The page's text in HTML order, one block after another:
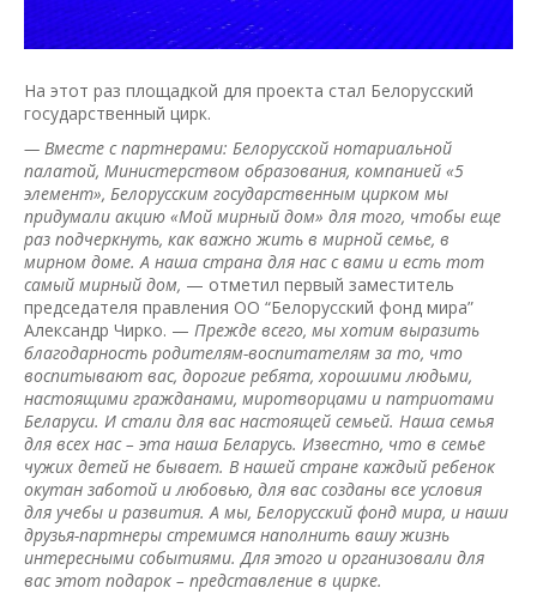
На этот раз площадкой для проекта стал Белорусский
государственный цирк.
— Вместе с партнерами: Белорусской нотариальной
палатой, Министерством образования, компанией «5
элемент», Белорусским государственным цирком мы
придумали акцию «Мой мирный дом» для того, чтобы еще
раз подчеркнуть, как важно жить в мирной семье, в
мирном доме. А наша страна для нас с вами и есть тот
самый мирный дом, — отметил первый заместитель
председателя правления ОО “Белорусский фонд мира”
Александр Чирко. — Прежде всего, мы хотим выразить
благодарность родителям-воспитателям за то, что
воспитывают вас, дорогие ребята, хорошими людьми,
настоящими гражданами, миротворцами и патриотами
Беларуси. И стали для вас настоящей семьей. Наша семья
для всех нас – эта наша Беларусь. Известно, что в семье
чужих детей не бывает. В нашей стране каждый ребенок
окутан заботой и любовью, для вас созданы все условия
для учебы и развития. А мы, Белорусский фонд мира, и наши
друзья-партнеры стремимся наполнить вашу жизнь
интересными событиями. Для этого и организовали для
вас этот подарок – представление в цирке.